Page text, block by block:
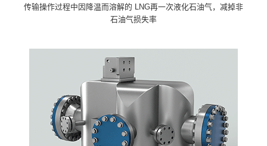
传输操作过程中因降温而溶解的 LNG再一次液化石油气，减掉非
石油气损失率